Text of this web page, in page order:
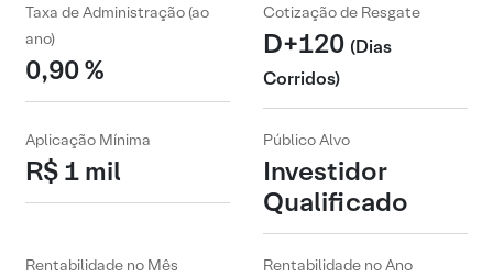
Taxa de Administração (ao
ano)
0,90 %
Cotização de Resgate
D+120 (Dias
Corridos)
Aplicação Mínima
R$ 1 mil
Público Alvo
Investidor
Qualificado
Rentabilidade no Mês Rentabilidade no Ano